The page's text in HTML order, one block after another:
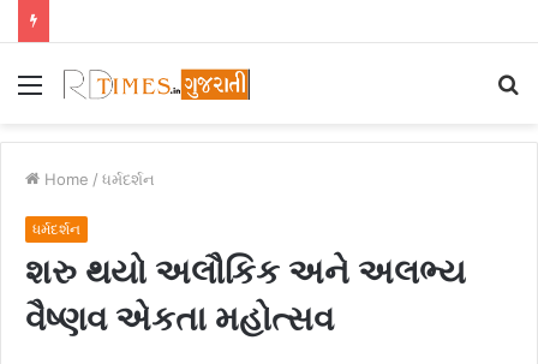
Menu
Home / ધર્મદર્શન
ધર્મદર્શન
શરુ થયો અલૌકિક અને અલભ્ય
વૈષ્ણવ એકતા મહોત્સવ